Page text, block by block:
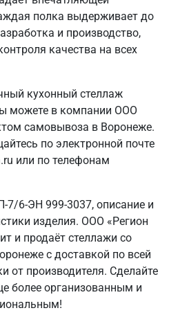
полка выдерживает до
и производство,
качества на всех
кухонный стеллаж
можете в компании ООО
самовывоза в Воронеже.
по электронной почте
или по телефонам
7/6-ЭН 999-3037, описание и
изделия. ООО «Регион
и продаёт стеллажи со
с доставкой по всей
от производителя. Сделайте
более организованным и